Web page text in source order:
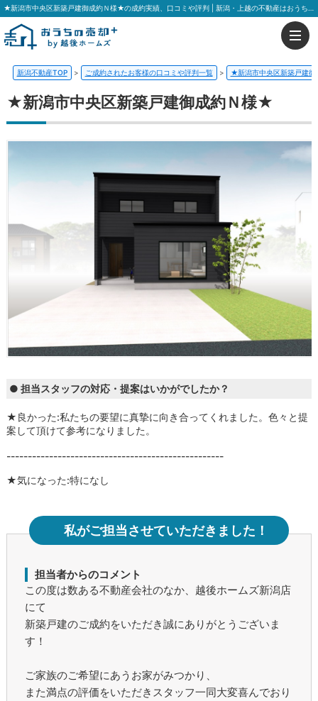
★新潟市中央区新築戸建御成約Ｎ様★の成約実績、口コミや評判 | 新潟・上越の不動産はおうちの売却プラス 越後ホームズ
新潟不動産TOP > ご成約されたお客様の口コミや評判一覧 > ★新潟市中央区新築戸建
★新潟市中央区新築戸建御成約Ｎ様★
● 担当スタッフの対応・提案はいかがでしたか？
★良かった:私たちの要望に真摯に向き合ってくれました。色々と提
案して頂けて参考になりました。
---------------------------------------------------
★気になった:特になし
私がご担当させていただきました！
担当者からのコメント
この度は数ある不動産会社のなか、越後ホームズ新潟店
にて
新築戸建のご成約をいただき誠にありがとうございま
す！
ご家族のご希望にあうお家がみつかり、
また満点の評価をいただきスタッフ一同大変喜んでおり